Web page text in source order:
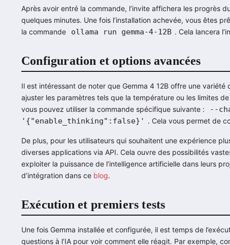
Après avoir entré la commande, l’invite affichera les progrès
quelques minutes. Une fois l’installation achevée, vous êtes
la commande
ollama run gemma-4-12B . Cela lancera
Configuration et options avancées
Il est intéressant de noter que Gemma 4 12B offre une
ajuster les paramètres tels que la température ou les limites
vous pouvez utiliser la commande spécifique suivante :
--
'{"enable_thinking":false}' . Cela vous permet de
De plus, pour les utilisateurs qui souhaitent une expérience
diverses applications via API. Cela ouvre des possibilités
exploiter la puissance de l’intelligence artificielle dans leurs
d’intégration dans ce blog.
Exécution et premiers tests
Une fois Gemma installée et configurée, il est temps de
questions à l’IA pour voir comment elle réagit. Par exemple,